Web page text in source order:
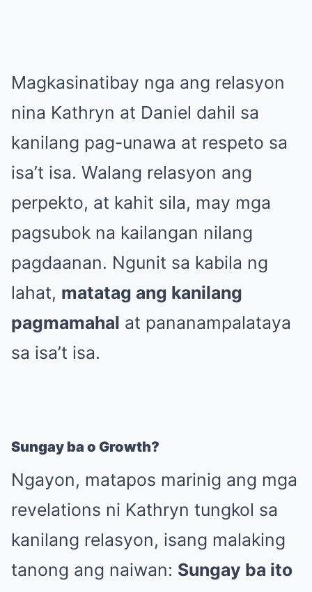
Magkasinatibay nga ang relasyon
nina Kathryn at Daniel dahil sa
kanilang pag-unawa at respeto sa
isa’t isa. Walang relasyon ang
perpekto, at kahit sila, may mga
pagsubok na kailangan nilang
pagdaanan. Ngunit sa kabila ng
lahat, matatag ang kanilang
pagmamahal at pananampalataya
sa isa’t isa.
Sungay ba o Growth?
Ngayon, matapos marinig ang mga
revelations ni Kathryn tungkol sa
kanilang relasyon, isang malaking
tanong ang naiwan: Sungay ba ito